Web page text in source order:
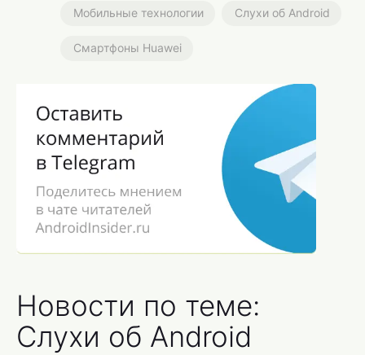
Мобильные технологии Слухи об Android
Смартфоны Huawei
Новости по теме:
Слухи об Android